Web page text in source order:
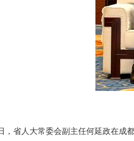
省人大常委会副主任何延政在成都